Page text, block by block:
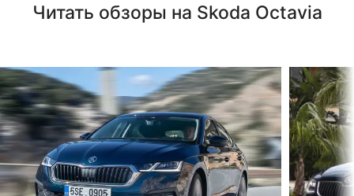
Читать обзоры на Skoda Octavia